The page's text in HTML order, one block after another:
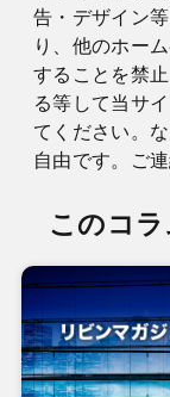
告・デザイン
り、他のホー
することを禁
る等して当サ
てください。
自由です。ご
このコ